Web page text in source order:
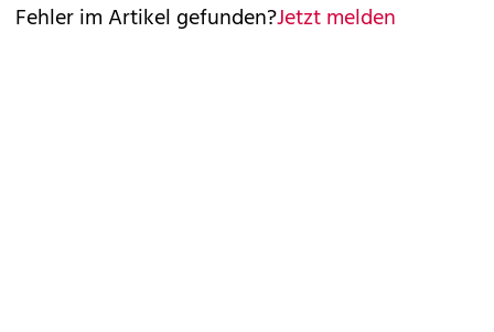
Fehler im Artikel gefunden?Jetzt melden